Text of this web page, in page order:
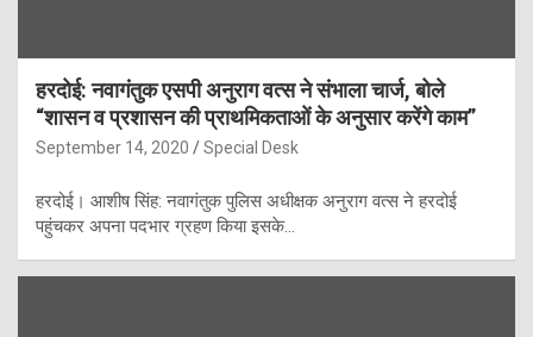
हरदोई: नवागंतुक एसपी अनुराग वत्स ने संभाला चार्ज, बोले
“शासन व प्रशासन की प्राथमिकताओं के अनुसार करेंगे काम”
September 14, 2020 Special Desk
हरदोई। आशीष सिंह: नवागंतुक पुलिस अधीक्षक अनुराग वत्स ने हरदोई
पहुंचकर अपना पदभार ग्रहण किया इसके…